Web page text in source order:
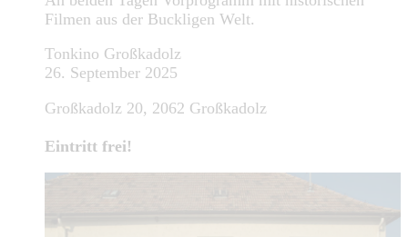
Filmen aus der Buckligen Welt.
Tonkino Großkadolz
26. September 2025
Großkadolz 20, 2062 Großkadolz
Eintritt frei!